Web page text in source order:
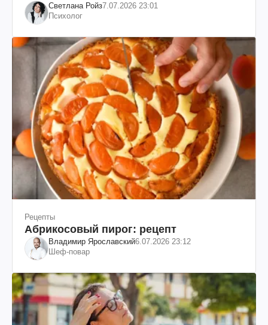
Светлана Ройз7.07.2026 23:01
Психолог
Рецепты
Абрикосовый пирог: рецепт
Владимир Ярославский6.07.2026 23:12
Шеф-повар